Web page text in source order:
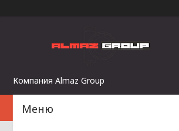
Компания Almaz Group